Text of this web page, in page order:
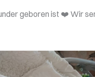
geboren ist ❤️ Wir